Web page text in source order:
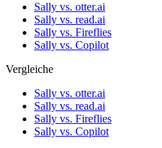
Sally vs. otter.ai
Sally vs. read.ai
Sally vs. Fireflies
Sally vs. Copilot
Vergleiche
Sally vs. otter.ai
Sally vs. read.ai
Sally vs. Fireflies
Sally vs. Copilot